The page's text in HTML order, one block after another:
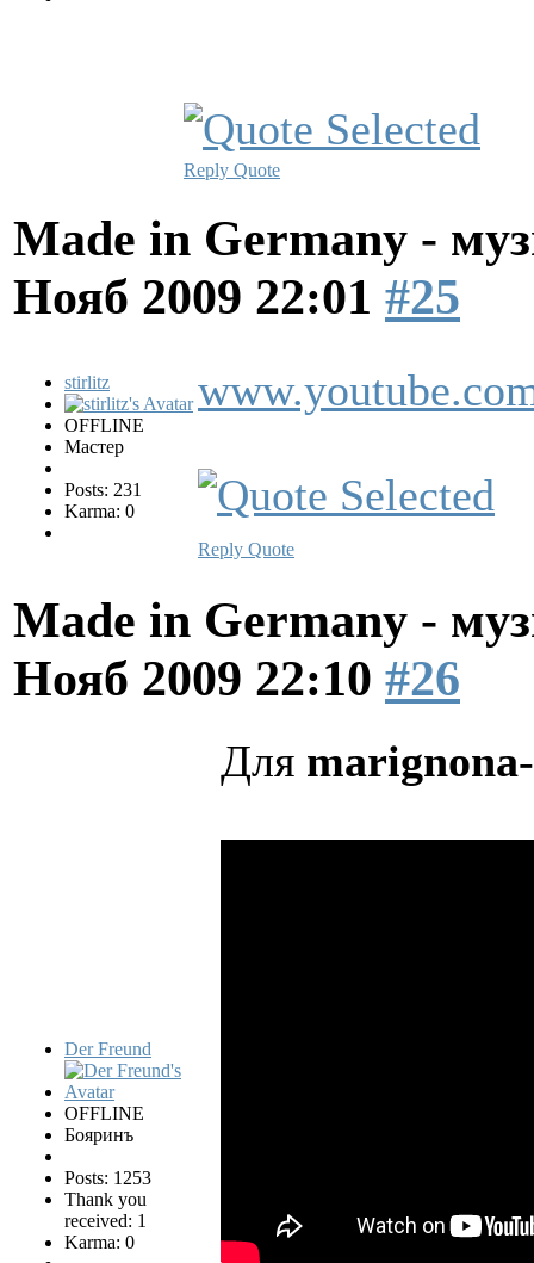
Reply Quote
Made in Germany -
Нояб 2009 22:01 #25
stirlitz
OFFLINE
Мастер
Posts: 231
Karma: 0
Reply Quote
Made in Germany -
Нояб 2009 22:10 #26
Der Freund
OFFLINE
Бояринъ
Posts: 1253
Thank you
received: 1
Karma: 0
Для marignonа-